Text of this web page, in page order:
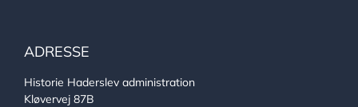
ADRESSE
Historie Haderslev administration
Kløvervej 87B